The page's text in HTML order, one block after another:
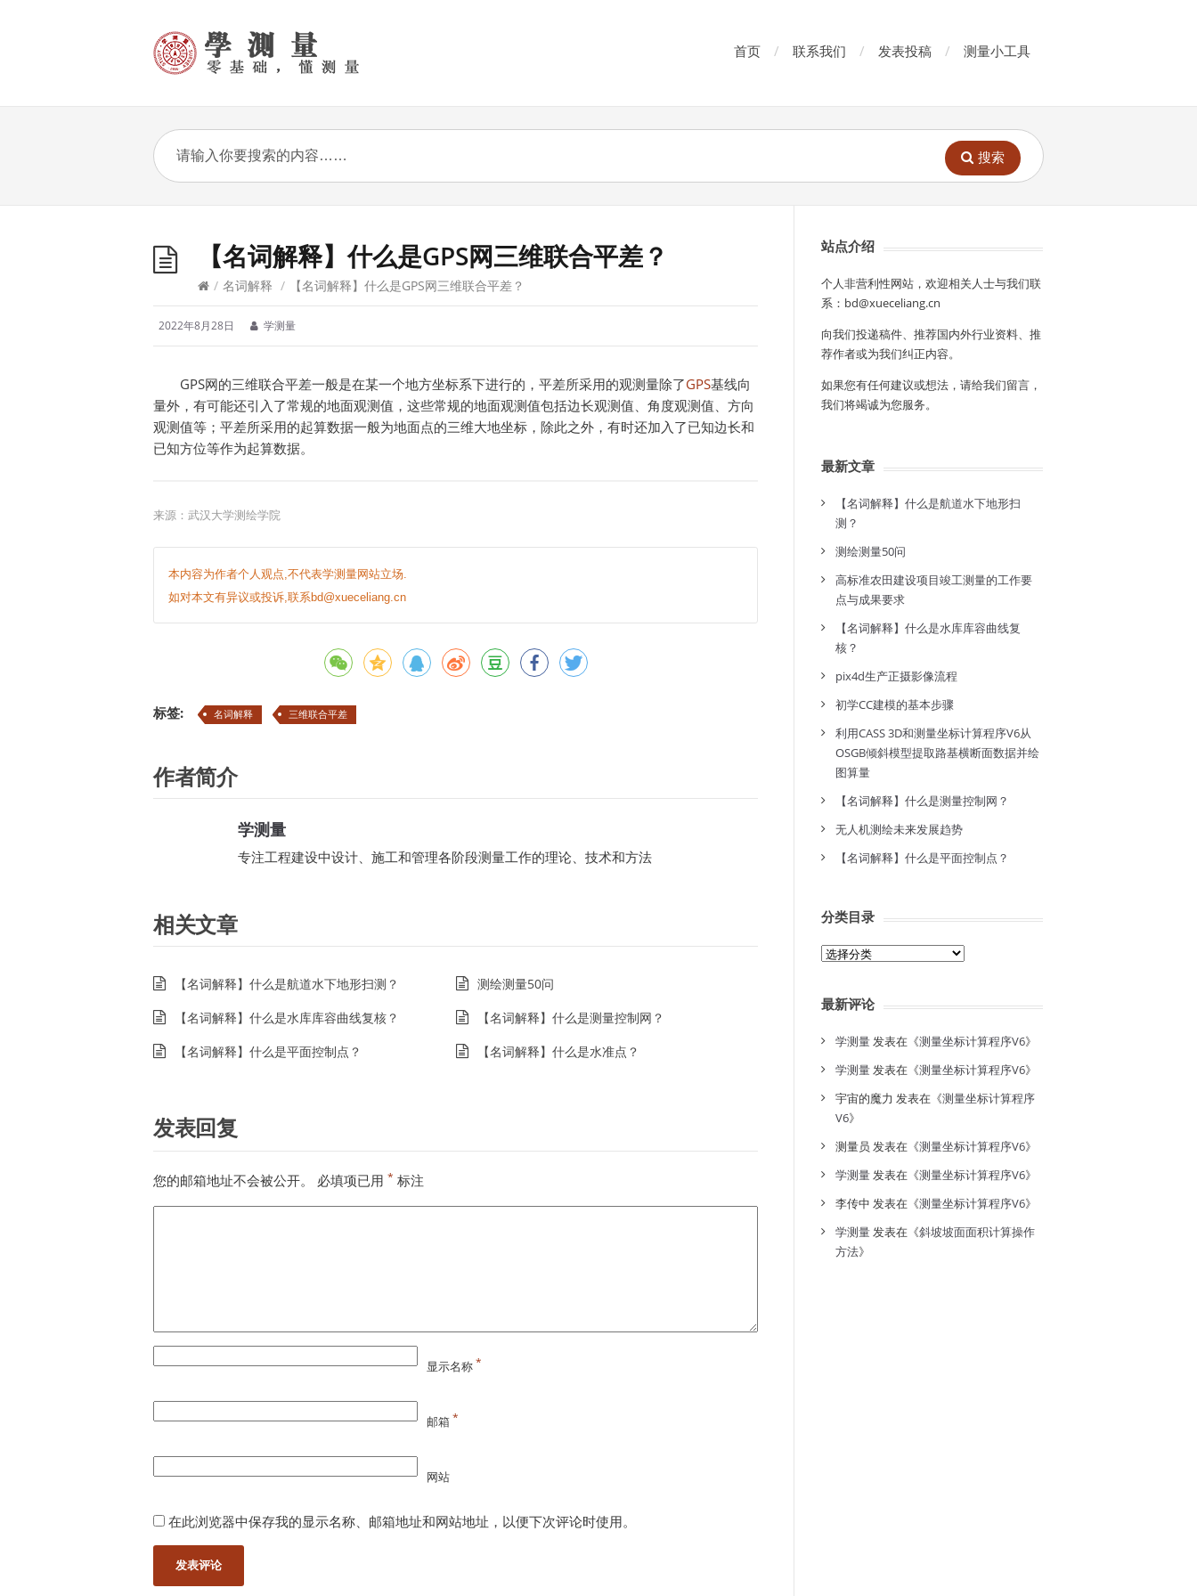
首页 联系我们 发表投稿 测量小工具
搜索
【名词解释】什么是GPS网三维联合平差？
/ 名词解释 / 【名词解释】什么是GPS网三维联合平差？
2022年8月28日 学测量
GPS网的三维联合平差一般是在某一个地方坐标系下进行的，平差所采用的观测量除了GPS基线向
量外，有可能还引入了常规的地面观测值，这些常规的地面观测值包括边长观测值、角度观测值、方向
观测值等；平差所采用的起算数据一般为地面点的三维大地坐标，除此之外，有时还加入了已知边长和
已知方位等作为起算数据。
来源：武汉大学测绘学院
本内容为作者个人观点,不代表学测量网站立场.
如对本文有异议或投诉,联系bd@xueceliang.cn
标签: 名词解释 三维联合平差
作者简介
学测量
专注工程建设中设计、施工和管理各阶段测量工作的理论、技术和方法
相关文章
【名词解释】什么是航道水下地形扫测？
测绘测量50问
【名词解释】什么是水库库容曲线复核？
【名词解释】什么是测量控制网？
【名词解释】什么是平面控制点？
【名词解释】什么是水准点？
发表回复
您的邮箱地址不会被公开。 必填项已用 * 标注
显示名称*
邮箱*
网站
在此浏览器中保存我的显示名称、邮箱地址和网站地址，以便下次评论时使用。
站点介绍
个人非营利性网站，欢迎相关人士与我们联
系：bd@xueceliang.cn
向我们投递稿件、推荐国内外行业资料、推
荐作者或为我们纠正内容。
如果您有任何建议或想法，请给我们留言，
我们将竭诚为您服务。
最新文章
【名词解释】什么是航道水下地形扫
测？
测绘测量50问
高标准农田建设项目竣工测量的工作要
点与成果要求
【名词解释】什么是水库库容曲线复
核？
pix4d生产正摄影像流程
初学CC建模的基本步骤
利用CASS 3D和测量坐标计算程序V6从
OSGB倾斜模型提取路基横断面数据并绘
图算量
【名词解释】什么是测量控制网？
无人机测绘未来发展趋势
【名词解释】什么是平面控制点？
分类目录
分
录
最新评论
学测量发表在《测量坐标计算程序V6》
学测量发表在《测量坐标计算程序V6》
宇宙的魔力 发表在《测量坐标计算程序
V6》
测量员 发表在《测量坐标计算程序V6》
学测量发表在《测量坐标计算程序V6》
李传中 发表在《测量坐标计算程序V6》
学测量发表在《斜坡坡面面积计算操作
方法》